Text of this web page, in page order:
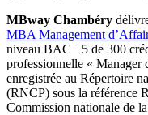
MBway Chambéry
MBA Management
niveau BAC +5 de 300
professionnelle « Manager
enregistrée au Répertoire
(RNCP) sous la référence
Commission nationale de